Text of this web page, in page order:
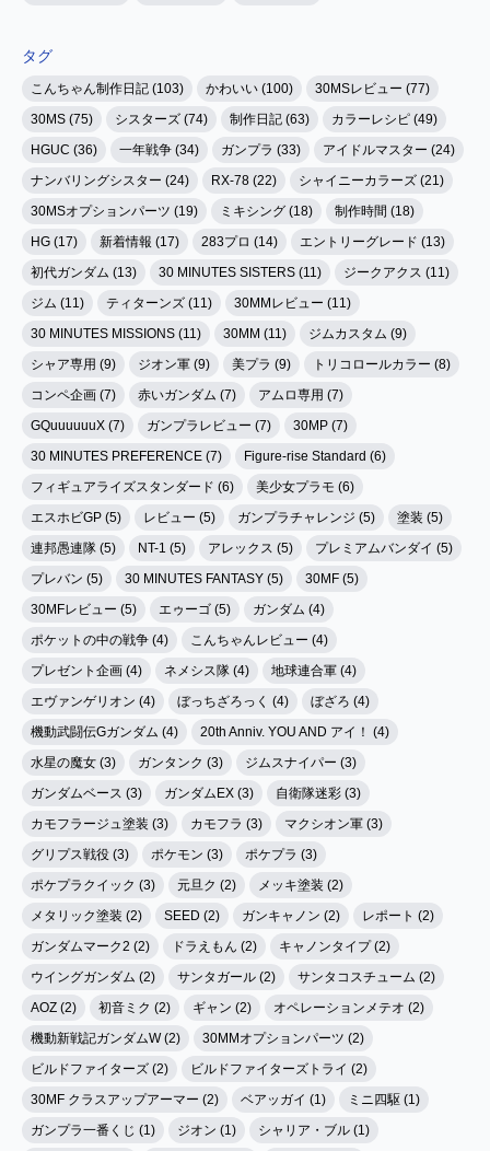
タグ
こんちゃん制作日記 (103) かわいい (100)
30MSレビュー (77)
30MS (75)
シスターズ (74) 制作日記 (63)
カラーレシピ (49)
HGUC (36)
一年戦争 (34) ガンプラ (33)
アイドルマスター (24)
ナンバリングシスター (24)
RX-78 (22)
シャイニーカラーズ (21)
30MSオプションパーツ (19)
ミキシング (18)
制作時間 (18)
HG (17)
新着情報 (17) 283プロ (14)
エントリーグレード (13)
初代ガンダム (13)
30 MINUTES SISTERS (11)
ジークアクス (11)
ジム (11)
ティターンズ (11)
30MMレビュー (11)
30 MINUTES MISSIONS (11)
30MM (11)
ジムカスタム (9)
シャア専用 (9)
ジオン軍 (9) 美プラ (9)
トリコロールカラー (8)
コンペ企画 (7)
赤いガンダム (7)
アムロ専用 (7)
GQuuuuuuX (7)
ガンプラレビュー (7)
30MP (7)
30 MINUTES PREFERENCE (7)
Figure-rise Standard (6)
フィギュアライズスタンダード (6)
美少女プラモ (6)
エスホビGP (5)
レビュー (5) ガンプラチャレンジ (5)
塗装 (5)
連邦愚連隊 (5)
NT-1 (5) アレックス (5)
プレミアムバンダイ (5)
プレバン (5)
30 MINUTES FANTASY (5)
30MF (5)
30MFレビュー (5)
エゥーゴ (5)
ガンダム (4)
ポケットの中の戦争 (4)
こんちゃんレビュー (4)
プレゼント企画 (4)
ネメシス隊 (4)
地球連合軍 (4)
エヴァンゲリオン (4)
ぼっちざろっく (4)
ぼざろ (4)
機動武闘伝Gガンダム (4)
20th Anniv. YOU AND アイ！ (4)
水星の魔女 (3)
ガンタンク (3)
ジムスナイパー (3)
ガンダムベース (3)
ガンダムEX (3)
自衛隊迷彩 (3)
カモフラージュ塗装 (3)
カモフラ (3)
マクシオン軍 (3)
グリプス戦役 (3)
ポケモン (3)
ポケプラ (3)
ポケプラクイック (3)
元旦ク (2)
メッキ塗装 (2)
メタリック塗装 (2)
SEED (2) ガンキャノン (2)
レポート (2)
ガンダムマーク2 (2)
ドラえもん (2)
キャノンタイプ (2)
ウイングガンダム (2)
サンタガール (2)
サンタコスチューム (2)
AOZ (2)
初音ミク (2) ギャン (2)
オペレーションメテオ (2)
機動新戦記ガンダムW (2)
30MMオプションパーツ (2)
ビルドファイターズ (2)
ビルドファイターズトライ (2)
30MF クラスアップアーマー (2)
ベアッガイ (1)
ミニ四駆 (1)
ガンプラ一番くじ (1)
ジオン (1)
シャリア・ブル (1)